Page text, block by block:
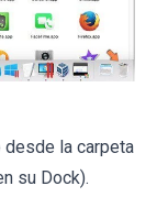
desde la carpeta
su Dock).